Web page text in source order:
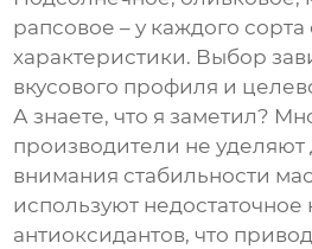
рапсовое – у каждого сорта
характеристики. Выбор
вкусового профиля и
А знаете, что я заметил?
производители не уделяют
внимания стабильности
используют недостаточное
антиоксидантов, что